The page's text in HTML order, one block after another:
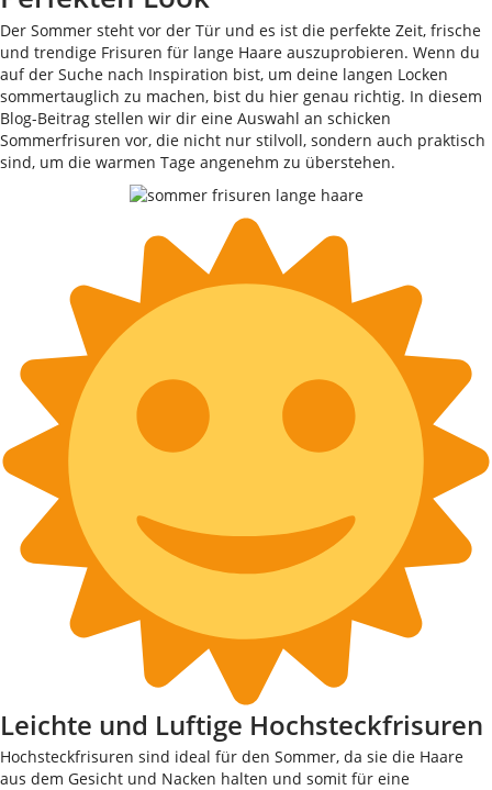
Der Sommer steht vor der Tür und es ist die perfekte Zeit, frische
und trendige Frisuren für lange Haare auszuprobieren. Wenn du
auf der Suche nach Inspiration bist, um deine langen Locken
sommertauglich zu machen, bist du hier genau richtig. In diesem
Blog-Beitrag stellen wir dir eine Auswahl an schicken
Sommerfrisuren vor, die nicht nur stilvoll, sondern auch praktisch
sind, um die warmen Tage angenehm zu überstehen.
Leichte und Luftige Hochsteckfrisuren
Hochsteckfrisuren sind ideal für den Sommer, da sie die Haare
aus dem Gesicht und Nacken halten und somit für eine